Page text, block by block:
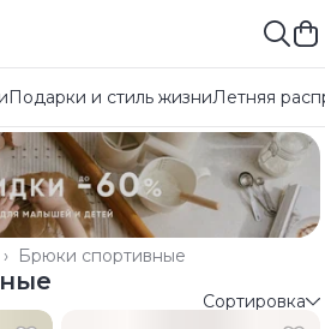
Подарки и стиль жизниЛетняя
Брюки спортивные
›
›
Сортировка